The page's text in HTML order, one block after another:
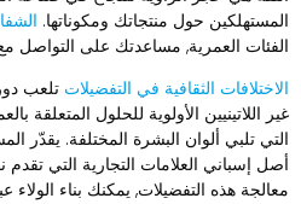
حول منتجاتك ومكوناتها.
العمرية, مساعدتك على التواصل مع
الثقافية في التفضيلاتتلعب دورا
اللاتينيين الأولوية للحلول المتعلقة
تلبي ألوان البشرة المختلفة. يقدّر
إسباني العلامات التجارية التي تقدم
هذه التفضيلات, يمكنك بناء الولاء عبر